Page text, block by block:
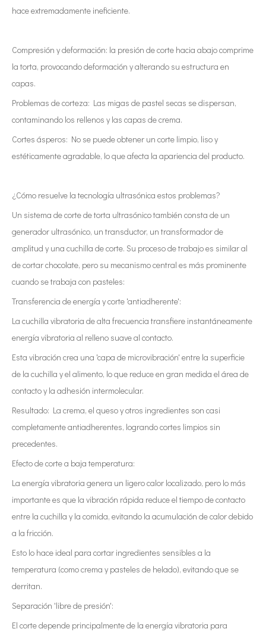
hace extremadamente ineficiente.
Compresión y deformación: la presión de corte hacia abajo comprime
la torta, provocando deformación y alterando su estructura en
capas.
Problemas de corteza: Las migas de pastel secas se dispersan,
contaminando los rellenos y las capas de crema.
Cortes ásperos: No se puede obtener un corte limpio, liso y
estéticamente agradable, lo que afecta la apariencia del producto.
¿Cómo resuelve la tecnología ultrasónica estos problemas?
Un sistema de corte de torta ultrasónico también consta de un
generador ultrasónico, un transductor, un transformador de
amplitud y una cuchilla de corte. Su proceso de trabajo es similar al
de cortar chocolate, pero su mecanismo central es más prominente
cuando se trabaja con pasteles:
Transferencia de energía y corte 'antiadherente':
La cuchilla vibratoria de alta frecuencia transfiere instantáneamente
energía vibratoria al relleno suave al contacto.
Esta vibración crea una 'capa de microvibración' entre la superficie
de la cuchilla y el alimento, lo que reduce en gran medida el área de
contacto y la adhesión intermolecular.
Resultado: La crema, el queso y otros ingredientes son casi
completamente antiadherentes, logrando cortes limpios sin
precedentes.
Efecto de corte a baja temperatura:
La energía vibratoria genera un ligero calor localizado, pero lo más
importante es que la vibración rápida reduce el tiempo de contacto
entre la cuchilla y la comida, evitando la acumulación de calor debido
a la fricción.
Esto lo hace ideal para cortar ingredientes sensibles a la
temperatura (como crema y pasteles de helado), evitando que se
derritan.
Separación 'libre de presión':
El corte depende principalmente de la energía vibratoria para